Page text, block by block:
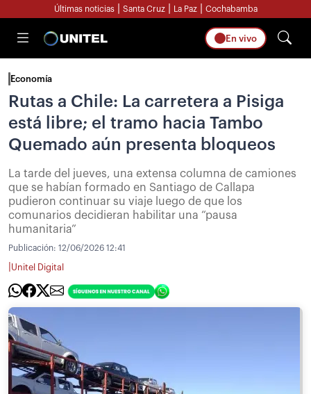
Últimas noticias Santa Cruz La Paz Cochabamba
En vivo
Economía
Rutas a Chile: La carretera a Pisiga
está libre; el tramo hacia Tambo
Quemado aún presenta bloqueos
La tarde del jueves, una extensa columna de camiones
que se habían formado en Santiago de Callapa
pudieron continuar su viaje luego de que los
comunarios decidieran habilitar una “pausa
humanitaria”
Publicación: 12/06/2026 12:41
Unitel Digital